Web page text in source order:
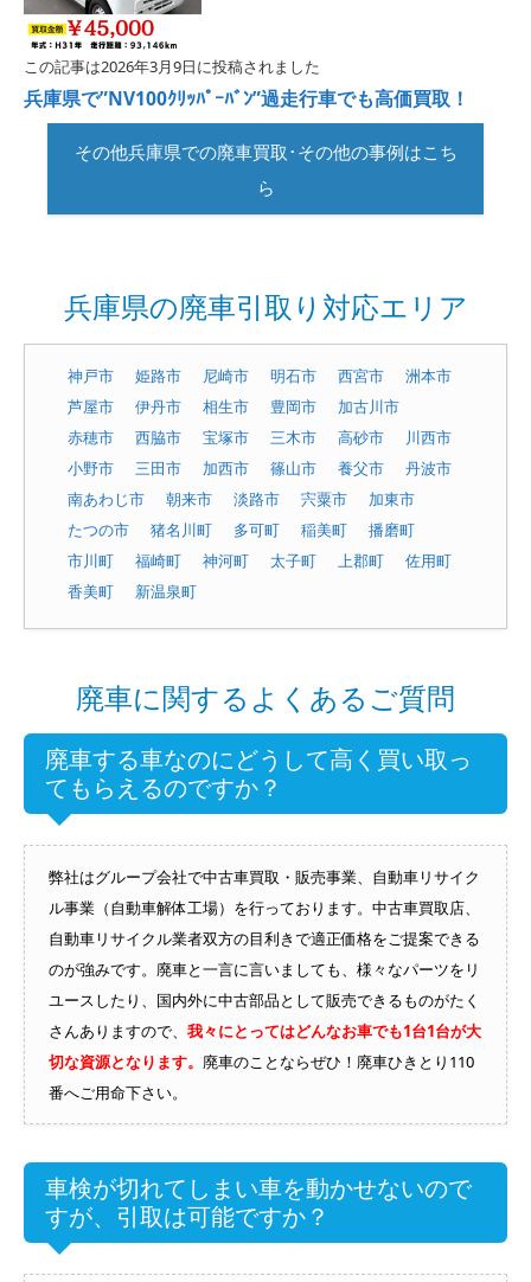
この記事は2026年3月9日に投稿されました
兵庫県で”NV100ｸﾘｯﾊﾟｰﾊﾞﾝ”過走行車でも高価買取！
その他兵庫県での廃車買取･その他の事例はこち
ら
兵庫県の廃車引取り対応エリア
神戸市 姫路市 尼崎市 明石市 西宮市
洲本市
芦屋市
伊丹市 相生市 豊岡市
加古川市
赤穂市
西脇市 宝塚市 三木市 高砂市
川西市
小野市
三田市 加西市 篠山市 養父市
丹波市
南あわじ市
朝来市 淡路市 宍粟市
加東市
たつの市
猪名川町 多可町 稲美町
播磨町
市川町
福崎町 神河町 太子町 上郡町
佐用町
香美町
新温泉町
廃車に関するよくあるご質問
廃車する車なのにどうして高く買い取っ
てもらえるのですか？
弊社はグループ会社で中古車買取・販売事業、自動車リサイク
ル事業（自動車解体工場）を行っております。中古車買取店、
自動車リサイクル業者双方の目利きで適正価格をご提案できる
のが強みです。廃車と一言に言いましても、様々なパーツをリ
ユースしたり、国内外に中古部品として販売できるものがたく
さんありますので、 我々にとってはどんなお車でも1台1台が大
切な資源となります。 廃車のことならぜひ！廃車ひきとり110
番へご用命下さい。
車検が切れてしまい車を動かせないので
すが、引取は可能ですか？